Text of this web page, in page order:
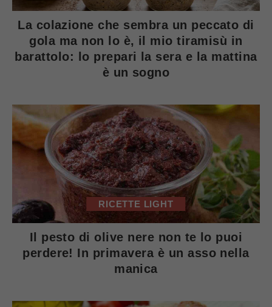
La colazione che sembra un peccato di
gola ma non lo è, il mio tiramisù in
barattolo: lo prepari la sera e la mattina
è un sogno
RICETTE LIGHT
Il pesto di olive nere non te lo puoi
perdere! In primavera è un asso nella
manica